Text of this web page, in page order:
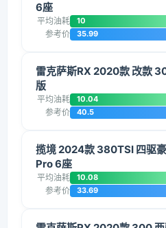
6座
平均油耗 10
参考价 35.99
雷克萨斯RX 2020款 改款
版
平均油耗 10.04
参考价 40.5
揽境 2024款 380TSI 四驱
Pro 6座
平均油耗 10.08
参考价 33.69